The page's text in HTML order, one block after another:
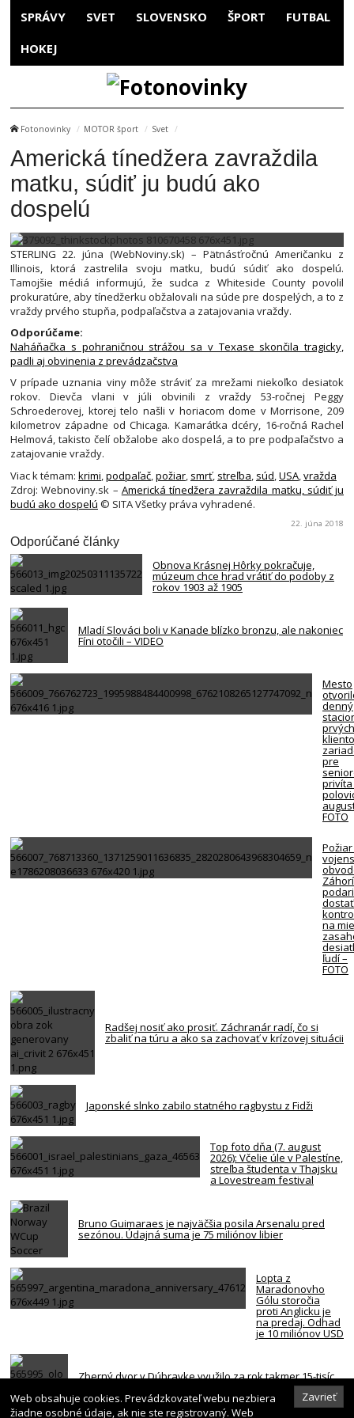
SPRÁVY SVET SLOVENSKO ŠPORT FUTBAL
HOKEJ
Fotonovinky MOTOR šport Svet
Americká tínedžera zavraždila
matku, súdiť ju budú ako
dospelú
STERLING 22. júna (WebNoviny.sk) – Pätnásťročnú Američanku z
Illinois, ktorá zastrelila svoju matku, budú súdiť ako dospelú.
Tamojšie médiá informujú, že sudca z Whiteside County povolil
prokuratúre, aby tínedžerku obžalovali na súde pre dospelých, a to z
vraždy prvého stupňa, podpaľačstva a zatajovania vraždy.
Odporúčame:
Naháňačka s pohraničnou strážou sa v Texase skončila tragicky,
padli aj obvinenia z prevádzačstva
V prípade uznania viny môže stráviť za mrežami niekoľko desiatok
rokov. Dievča vlani v júli obvinili z vraždy 53-ročnej Peggy
Schroederovej, ktorej telo našli v horiacom dome v Morrisone, 209
kilometrov západne od Chicaga. Kamarátka dcéry, 16-ročná Rachel
Helmová, takisto čelí obžalobe ako dospelá, a to pre podpaľačstvo a
zatajovanie vraždy.
Viac k témam: krimi,podpaľač,požiar, smrť, streľba, súd,USA,vražda
Zdroj: Webnoviny.sk – Americká tínedžera zavraždila matku, súdiť ju
budú ako dospelú © SITA Všetky práva vyhradené.
22. júna 2018
Odporúčané články
Obnova Krásnej Hôrky pokračuje,
múzeum chce hrad vrátiť do podoby z
rokov 1903 až 1905
Mladí Slováci boli v Kanade blízko bronzu, ale nakoniec
Fíni otočili – VIDEO
Mesto
denný
prvých
pre
FOTO
na
ľudí –
FOTO
Radšej nosiť ako prosiť. Záchranár radí, čo si
zbaliť na túru a ako sa zachovať v krízovej situácii
Japonské slnko zabilo statného ragbystu z Fidži
Top foto dňa (7. august
2026): Včelie úle v Palestíne,
streľba študenta v Thajsku
a Lovestream festival
Bruno Guimaraes je najväčšia posila Arsenalu pred
sezónou. Údajná suma je 75 miliónov libier
Lopta z
Maradonovho
Gólu storočia
proti Anglicku je
na predaj. Odhad
je 10 miliónov USD
Zberný dvor v Dúbravke využilo za rok takmer 15-tisíc
Zavrieť
Web obsahuje cookies. Prevádzkovateľ webu nezbiera
žiadne osobné údaje, ak nie ste registrovaný. Web